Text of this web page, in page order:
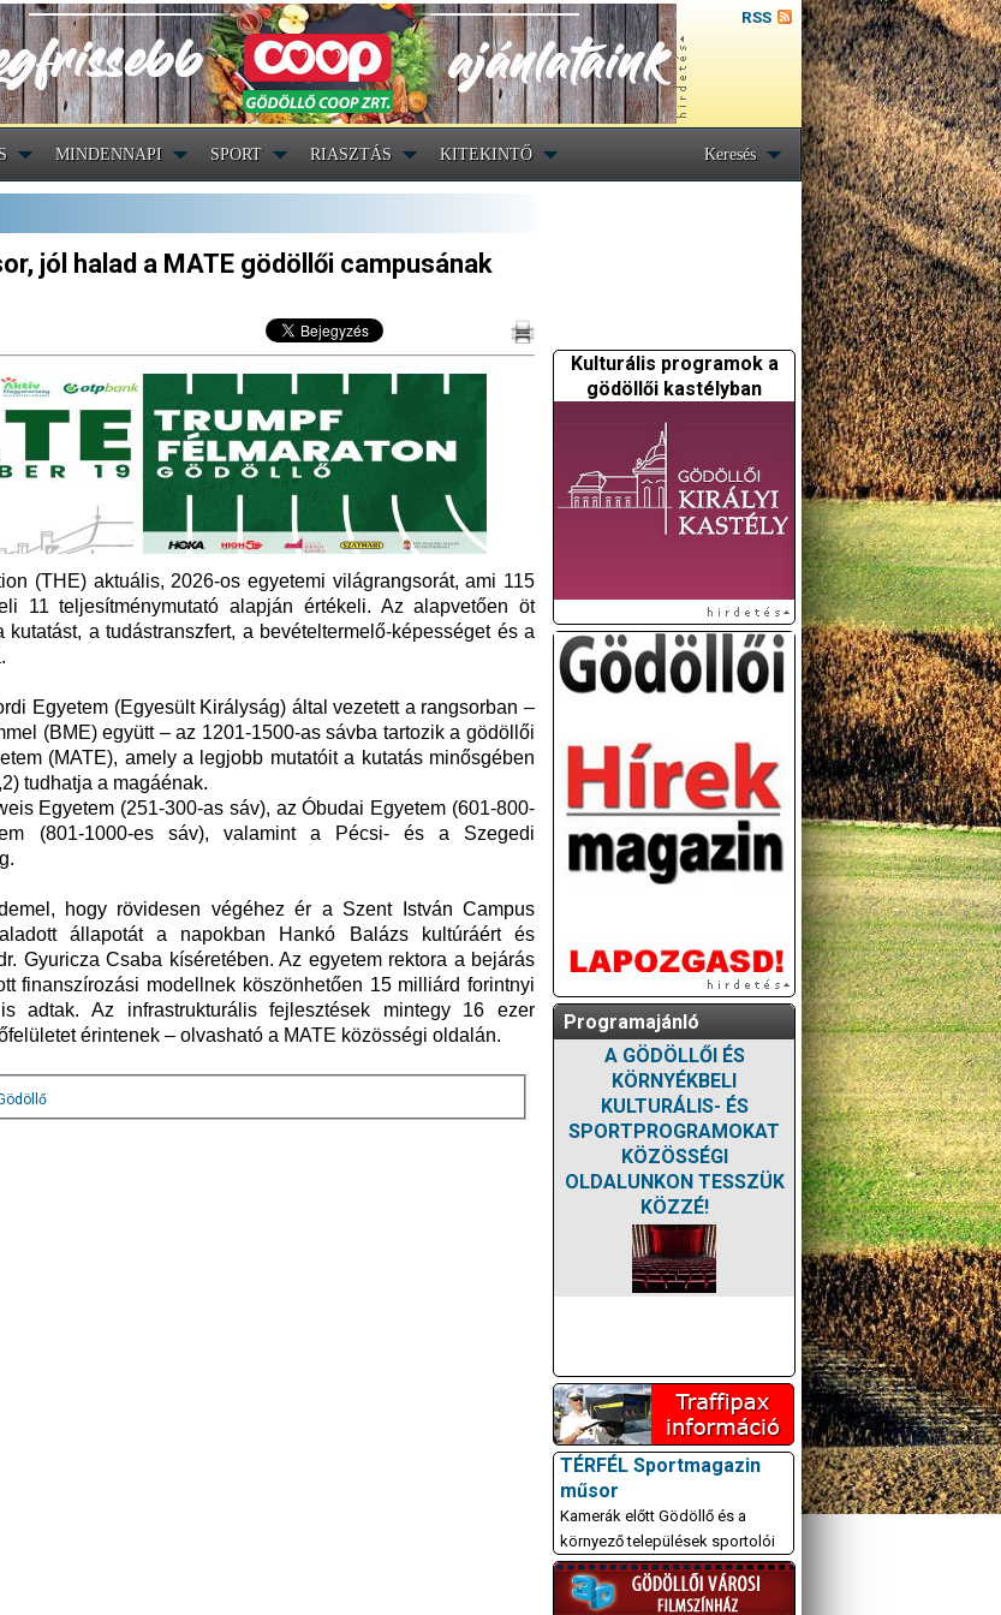
RSS
MINDENNAPI SPORT RIASZTÁS KITEKINTŐ Keresés
jól halad a MATE gödöllői campusának
(THE) aktuális, 2026-os egyetemi világrangsorát, ami 115
11 teljesítménymutató alapján értékeli. Az alapvetően öt
a tudástranszfert, a bevételtermelő-képességet és a
Egyetem (Egyesült Királyság) által vezetett a rangsorban –
(BME) együtt – az 1201-1500-as sávba tartozik a gödöllői
(MATE), amely a legjobb mutatóit a kutatás minősgében
tudhatja a magáénak.
Egyetem (251-300-as sáv), az Óbudai Egyetem (601-800-
(801-1000-es sáv), valamint a Pécsi- és a Szegedi
hogy rövidesen végéhez ér a Szent István Campus
állapotát a napokban Hankó Balázs kultúráért és
Gyuricza Csaba kíséretében. Az egyetem rektora a bejárás
finanszírozási modellnek köszönhetően 15 milliárd forintnyi
adtak. Az infrastrukturális fejlesztések mintegy 16 ezer
érintenek – olvasható a MATE közösségi oldalán.
Kulturális programok a
gödöllői kastélyban
Programajánló
A GÖDÖLLŐI ÉS
KÖRNYÉKBELI
KULTURÁLIS- ÉS
SPORTPROGRAMOKAT
KÖZÖSSÉGI
OLDALUNKON TESSZÜK
KÖZZÉ!
TÉRFÉL Sportmagazin
műsor
Kamerák előtt Gödöllő és a
környező települések sportolói